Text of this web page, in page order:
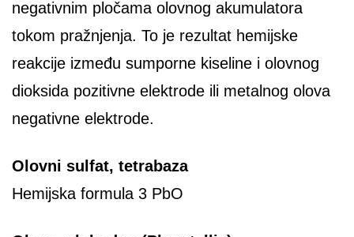
negativnim pločama olovnog akumulatora
tokom pražnjenja. To je rezultat hemijske
reakcije između sumporne kiseline i olovnog
dioksida pozitivne elektrode ili metalnog olova
negativne elektrode.
Olovni sulfat, tetrabaza
Hemijska formula 3 PbO